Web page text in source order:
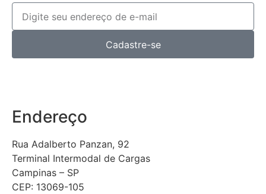
Cadastre-se
Endereço
Rua Adalberto Panzan, 92
Terminal Intermodal de Cargas
Campinas – SP
CEP: 13069-105